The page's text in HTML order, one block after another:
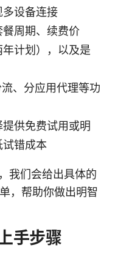
设备连接
周期、续费价
计划），以及是
、分应用代理等功
供免费试用或明
试错成本
我们会给出具体的
，帮助你做出明智
手步骤